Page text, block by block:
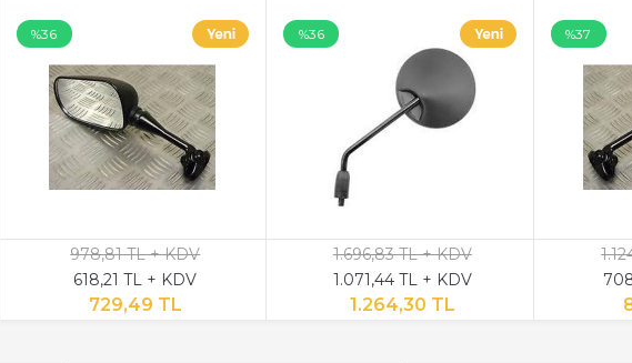
%36
978,81 TL + KDV
618,21 TL + KDV
729,49 TL
%36
1.696,83 TL + KDV
1.071,44 TL + KDV
1.264,30 TL
%37